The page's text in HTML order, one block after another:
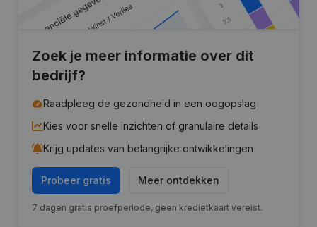
Zoek je meer informatie over dit
bedrijf?
Raadpleeg de gezondheid in een oogopslag
Kies voor snelle inzichten of granulaire details
Krijg updates van belangrijke ontwikkelingen
Probeer gratis Meer ontdekken
7 dagen gratis proefperiode, geen kredietkaart vereist.